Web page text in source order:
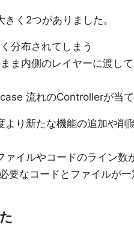
く2つがありました。
分布されてしまう
ま内側のレイヤーに渡し
流れのControllerが当
り新たな機能の追加や削
イルやコードのライン数
要なコードとファイルが